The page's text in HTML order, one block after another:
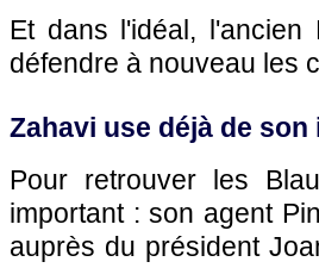
Et dans l'idéal,
défendre à nouveau les
Zahavi use déjà de son
Pour retrouver les
important : son agent
auprès du président